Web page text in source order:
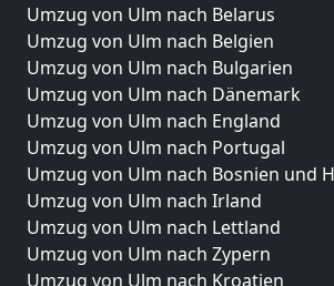
Umzug von Ulm nach Belarus
Umzug von Ulm nach Belgien
Umzug von Ulm nach Bulgarien
Umzug von Ulm nach Dänemark
Umzug von Ulm nach England
Umzug von Ulm nach Portugal
Umzug von Ulm nach Bosnien und
Umzug von Ulm nach Irland
Umzug von Ulm nach Lettland
Umzug von Ulm nach Zypern
Umzug von Ulm nach Kroatien